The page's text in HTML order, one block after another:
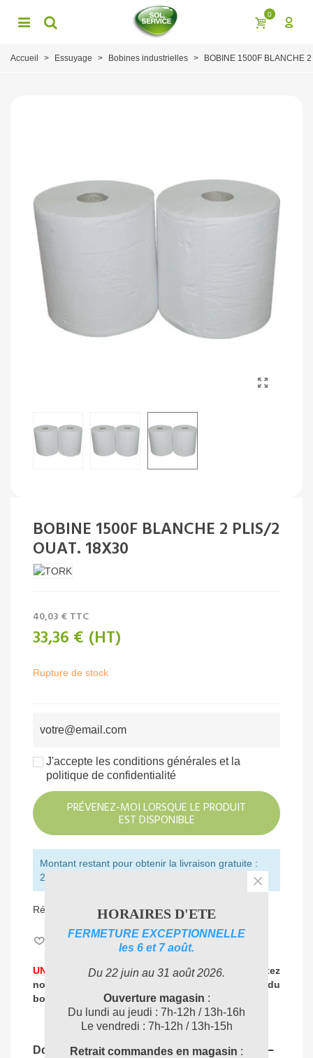
0
Accueil > Essuyage > Bobines industrielles > BOBINE 1500F BLANCHE
BOBINE 1500F BLANCHE 2 PLIS/2
OUAT. 18X30
40,03 € TTC
33,36 € (HT)
Rupture de stock
J'accepte les conditions générales et la
politique de confidentialité
PRÉVENEZ-MOI LORSQUE LE PRODUIT
EST DISPONIBLE
Montant restant pour obtenir la livraison gratuite :
250,00 € (HT)
Référence: 120205769
Aimer 0
UNE PROBLEMATIQUE DE NETTOYAGE ?
Contactez
nos experts
le choix du
bon produit
04 72 78 87 87
Documents joints
HORAIRES D'ETE
FERMETURE EXCEPTIONNELLE
les 6 et 7 août.
Du 22 juin au 31 août 2026.
Ouverture magasin :
Du lundi au jeudi : 7h-12h / 13h-16h
Le vendredi : 7h-12h / 13h-15h
Retrait commandes en magasin :
×